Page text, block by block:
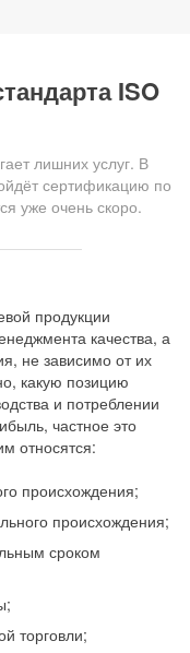
ISO
лишних услуг. В
сертификацию по
уже очень скоро.
продукции
качества, а
не зависимо от их
какую позицию
и потреблении
частное это
относятся:
происхождения;
происхождения;
сроком
торговли;